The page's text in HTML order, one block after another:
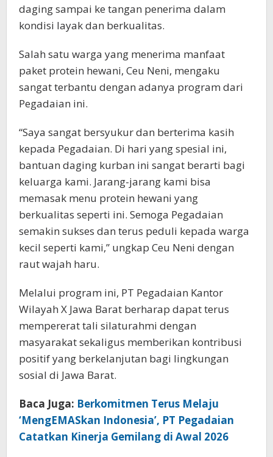
daging sampai ke tangan penerima dalam
kondisi layak dan berkualitas.
Salah satu warga yang menerima manfaat
paket protein hewani, Ceu Neni, mengaku
sangat terbantu dengan adanya program dari
Pegadaian ini.
“Saya sangat bersyukur dan berterima kasih
kepada Pegadaian. Di hari yang spesial ini,
bantuan daging kurban ini sangat berarti bagi
keluarga kami. Jarang-jarang kami bisa
memasak menu protein hewani yang
berkualitas seperti ini. Semoga Pegadaian
semakin sukses dan terus peduli kepada warga
kecil seperti kami,” ungkap Ceu Neni dengan
raut wajah haru.
Melalui program ini, PT Pegadaian Kantor
Wilayah X Jawa Barat berharap dapat terus
mempererat tali silaturahmi dengan
masyarakat sekaligus memberikan kontribusi
positif yang berkelanjutan bagi lingkungan
sosial di Jawa Barat.
Baca Juga: Berkomitmen Terus Melaju
‘MengEMASkan Indonesia’, PT Pegadaian
Catatkan Kinerja Gemilang di Awal 2026